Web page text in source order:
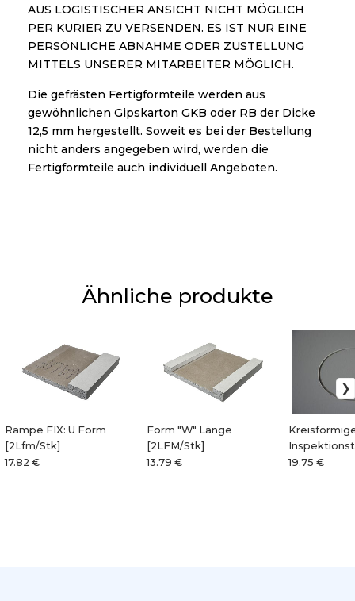
AUS LOGISTISCHER ANSICHT NICHT MÖGLICH
PER KURIER ZU VERSENDEN. ES IST NUR EINE
PERSÖNLICHE ABNAHME ODER ZUSTELLUNG
MITTELS UNSERER MITARBEITER MÖGLICH.
Die gefrästen Fertigformteile werden aus
gewöhnlichen Gipskarton GKB oder RB der Dicke
12,5 mm hergestellt. Soweit es bei der Bestellung
nicht anders angegeben wird, werden die
Fertigformteile auch individuell Angeboten.
Ähnliche produkte
Rampe FIX: U Form
[2Lfm/Stk]
17.82 €
Form "W" Länge
[2LFM/Stk]
13.79 €
19.75 €